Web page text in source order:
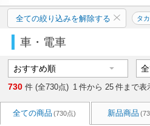
全ての絞り込みを解除する タ
車・電車
730 件 (全730点) 1 件から 25 件まで表
全ての商品 (730点) 新品商品